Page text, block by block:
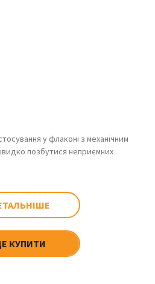
у флаконі з механічним
позбутися неприємних
КУПИТИ